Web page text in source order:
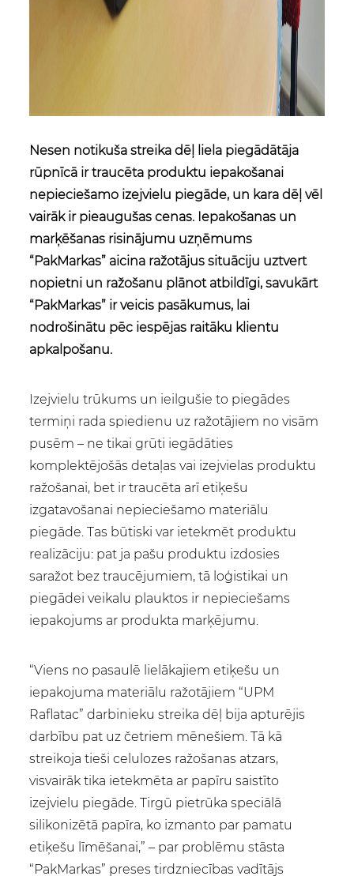
Nesen notikuša streika dēļ liela piegādātāja
rūpnīcā ir traucēta produktu iepakošanai
nepieciešamo izejvielu piegāde, un kara dēļ vēl
vairāk ir pieaugušas cenas. Iepakošanas un
marķēšanas risinājumu uzņēmums
“PakMarkas” aicina ražotājus situāciju uztvert
nopietni un ražošanu plānot atbildīgi, savukārt
“PakMarkas” ir veicis pasākumus, lai
nodrošinātu pēc iespējas raitāku klientu
apkalpošanu.
Izejvielu trūkums un ieilgušie to piegādes
termiņi rada spiedienu uz ražotājiem no visām
pusēm – ne tikai grūti iegādāties
komplektējošās detaļas vai izejvielas produktu
ražošanai, bet ir traucēta arī etiķešu
izgatavošanai nepieciešamo materiālu
piegāde. Tas būtiski var ietekmēt produktu
realizāciju: pat ja pašu produktu izdosies
saražot bez traucējumiem, tā loģistikai un
piegādei veikalu plauktos ir nepieciešams
iepakojums ar produkta marķējumu.
“Viens no pasaulē lielākajiem etiķešu un
iepakojuma materiālu ražotājiem “UPM
Raflatac” darbinieku streika dēļ bija apturējis
darbību pat uz četriem mēnešiem. Tā kā
streikoja tieši celulozes ražošanas atzars,
visvairāk tika ietekmēta ar papīru saistīto
izejvielu piegāde. Tirgū pietrūka speciālā
silikonizētā papīra, ko izmanto par pamatu
etiķešu līmēšanai,” – par problēmu stāsta
“PakMarkas” preses tirdzniecības vadītājs